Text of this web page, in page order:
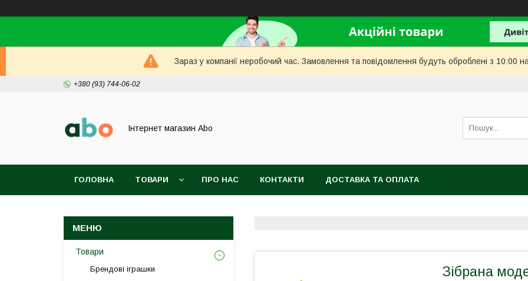
Зараз у компанії неробочий час. Замовлення та повідомлення будуть оброблені з 10:00
+380 (93) 744-06-02
Інтернет магазин Abo
ГОЛОВНА ТОВАРИ ПРО НАС КОНТАКТИ ДОСТАВКА ТА ОПЛАТА
Зібрана
Товари
Брендові іграшки